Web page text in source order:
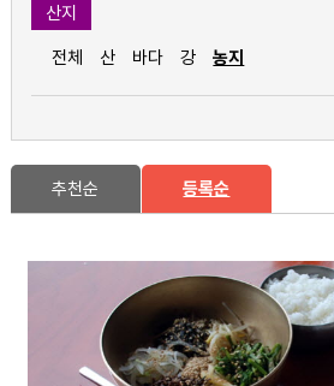
산지
전체 산 바다 강 농지
추천순 등록순